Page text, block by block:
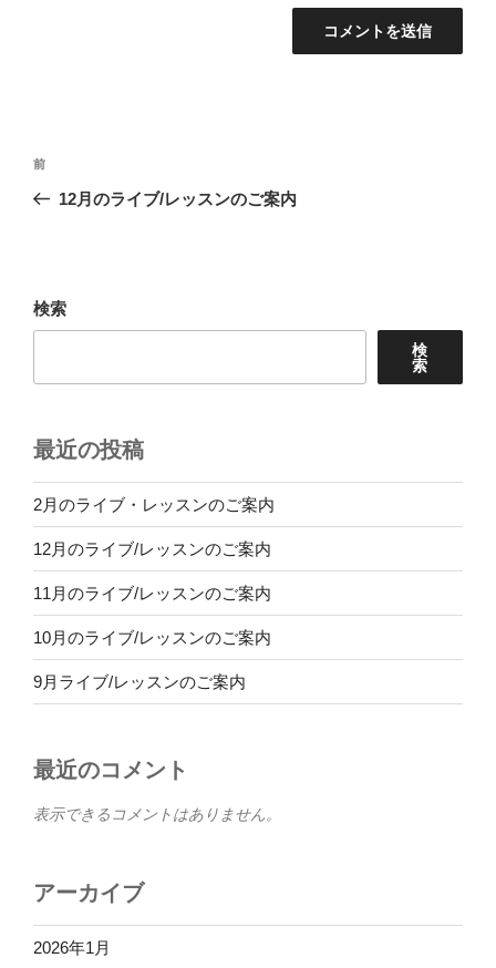
投
ー
シ
前
の
前
12月のライブ/レッスンのご案内
検索
検
索
最近の投稿
2月のライブ・レッスンのご案内
12月のライブ/レッスンのご案内
11月のライブ/レッスンのご案内
10月のライブ/レッスンのご案内
9月ライブ/レッスンのご案内
最近のコメント
表示できるコメントはありません。
アーカイブ
2026年1月